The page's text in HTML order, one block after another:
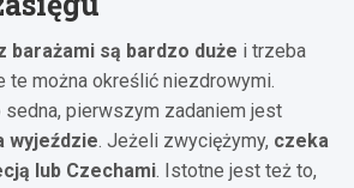
barażami są bardzo duże i trzeba
te można określić niezdrowymi.
pierwszym zadaniem jest
wyjeździe. Jeżeli zwyciężymy, czeka
lub Czechami. Istotne jest też to,